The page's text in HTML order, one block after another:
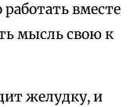
вместе
мысль свою к
желудку, и